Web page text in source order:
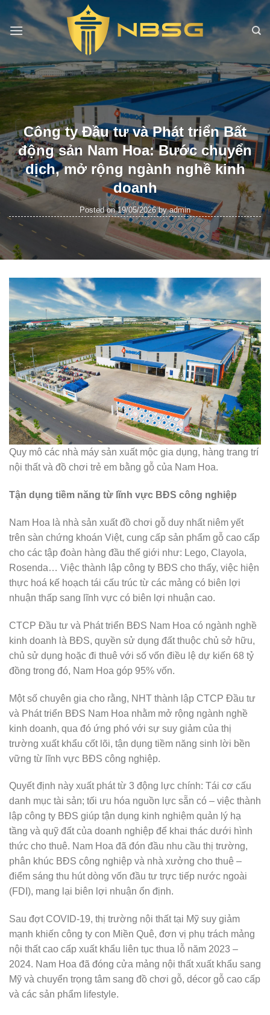
Skip
content
Công ty Đầu tư và Phát triển Bất
động sản Nam Hoa: Bước chuyển
dịch, mở rộng ngành nghề kinh
doanh
Posted on19/05/2026 byadmin
Quy mô các nhà máy sản xuất mộc gia dụng, hàng trang trí
nội thất và đồ chơi trẻ em bằng gỗ của Nam Hoa.
Tận dụng tiềm năng từ lĩnh vực BĐS công nghiệp
Nam Hoa là nhà sản xuất đồ chơi gỗ duy nhất niêm yết
trên sàn chứng khoán Việt, cung cấp sản phẩm gỗ cao cấp
cho các tập đoàn hàng đầu thế giới như: Lego, Clayola,
Rosenda… Việc thành lập công ty BĐS cho thấy, việc hiện
thực hoá kế hoạch tái cấu trúc từ các mảng có biên lợi
nhuận thấp sang lĩnh vực có biên lợi nhuận cao.
CTCP Đầu tư và Phát triển BĐS Nam Hoa có ngành nghề
kinh doanh là BĐS, quyền sử dụng đất thuộc chủ sở hữu,
chủ sử dụng hoặc đi thuê với số vốn điều lệ dự kiến 68 tỷ
đồng trong đó, Nam Hoa góp 95% vốn.
Một số chuyên gia cho rằng, NHT thành lập CTCP Đầu tư
và Phát triển BĐS Nam Hoa nhằm mở rộng ngành nghề
kinh doanh, qua đó ứng phó với sự suy giảm của thị
trường xuất khẩu cốt lõi, tận dụng tiềm năng sinh lời bền
vững từ lĩnh vực BĐS công nghiệp.
Quyết định này xuất phát từ 3 động lực chính: Tái cơ cấu
danh mục tài sản; tối ưu hóa nguồn lực sẵn có – việc thành
lập công ty BĐS giúp tận dụng kinh nghiệm quản lý hạ
tầng và quỹ đất của doanh nghiệp để khai thác dưới hình
thức cho thuê. Nam Hoa đã đón đầu nhu cầu thị trường,
phân khúc BĐS công nghiệp và nhà xưởng cho thuê –
điểm sáng thu hút dòng vốn đầu tư trực tiếp nước ngoài
(FDI), mang lại biên lợi nhuận ổn định.
Sau đợt COVID-19, thị trường nội thất tại Mỹ suy giảm
mạnh khiến công ty con Miền Quê, đơn vị phụ trách mảng
nội thất cao cấp xuất khẩu liên tục thua lỗ năm 2023 –
2024. Nam Hoa đã đóng cửa mảng nội thất xuất khẩu sang
Mỹ và chuyển trọng tâm sang đồ chơi gỗ, décor gỗ cao cấp
và các sản phẩm lifestyle.